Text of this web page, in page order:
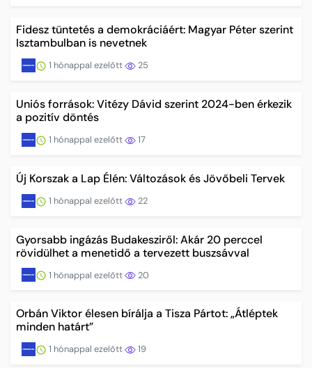
Fidesz tüntetés a demokráciáért: Magyar Péter szerint
Isztambulban is nevetnek
1 hónappal ezelőtt 25
Uniós források: Vitézy Dávid szerint 2024-ben érkezik
a pozitív döntés
1 hónappal ezelőtt 17
Új Korszak a Lap Élén: Változások és Jövőbeli Tervek
1 hónappal ezelőtt 22
Gyorsabb ingázás Budakesziről: Akár 20 perccel
rövidülhet a menetidő a tervezett buszsávval
1 hónappal ezelőtt 20
Orbán Viktor élesen bírálja a Tisza Pártot: „Átléptek
minden határt”
1 hónappal ezelőtt 19